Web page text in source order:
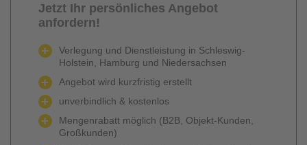
Jetzt Ihr persönliches Angebot
anfordern!
Verlegung und Dienstleistung in Schleswig-
Holstein, Hamburg und Niedersachsen
Angebot wird kurzfristig erstellt
unverbindlich & kostenlos
Mengenrabatt möglich (B2B, Objekt-Kunden,
Großkunden)